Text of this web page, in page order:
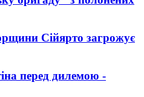
Сійярто загрожує
перед дилемою -